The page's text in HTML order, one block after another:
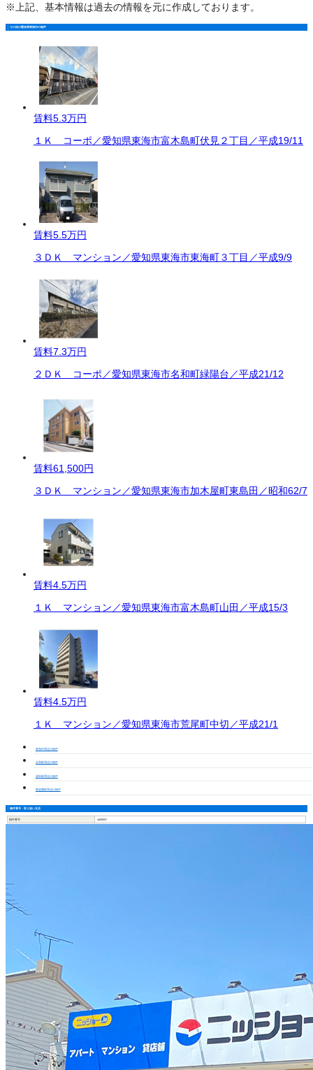
※上記、基本情報は過去の情報を元に作成しております。
その他の愛知県東海市の物件
賃料5.3万円
１Ｋ コーポ／愛知県東海市富木島町伏見２丁目／平成19/11
賃料5.5万円
３ＤＫ マンション／愛知県東海市東海町３丁目／平成9/9
賃料7.3万円
２ＤＫ コーポ／愛知県東海市名和町緑陽台／平成21/12
賃料61,500円
３ＤＫ マンション／愛知県東海市加木屋町東島田／昭和62/7
賃料4.5万円
１Ｋ マンション／愛知県東海市富木島町山田／平成15/3
賃料4.5万円
１Ｋ マンション／愛知県東海市荒尾町中切／平成21/1
東海市周辺の物件
名和駅周辺の物件
柴田駅周辺の物件
聚楽園駅周辺の物件
物件番号・取り扱い支店
物件番号 4400007